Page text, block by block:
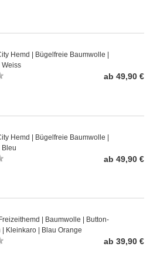
Hemd | Bügelfreie Baumwolle |
Weiss
ab 49,90 €
Hemd | Bügelfreie Baumwolle |
Bleu
ab 49,90 €
| Baumwolle | Button-
| Kleinkaro | Blau Orange
ab 39,90 €